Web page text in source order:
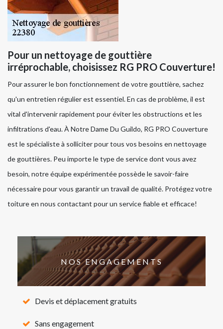
Pour un nettoyage de gouttière
irréprochable, choisissez RG PRO Couverture!
Pour assurer le bon fonctionnement de votre gouttière, sachez
qu'un entretien régulier est essentiel. En cas de problème, il est
vital d'intervenir rapidement pour éviter les obstructions et les
infiltrations d'eau. À Notre Dame Du Guildo, RG PRO Couverture
est le spécialiste à solliciter pour tous vos besoins en nettoyage
de gouttières. Peu importe le type de service dont vous avez
besoin, notre équipe expérimentée possède le savoir-faire
nécessaire pour vous garantir un travail de qualité. Protégez votre
toiture en nous contactant pour un service fiable et efficace!
NOS ENGAGEMENTS
Devis et déplacement gratuits
Sans engagement